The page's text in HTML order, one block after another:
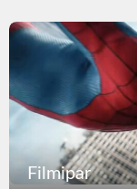
Filmipar